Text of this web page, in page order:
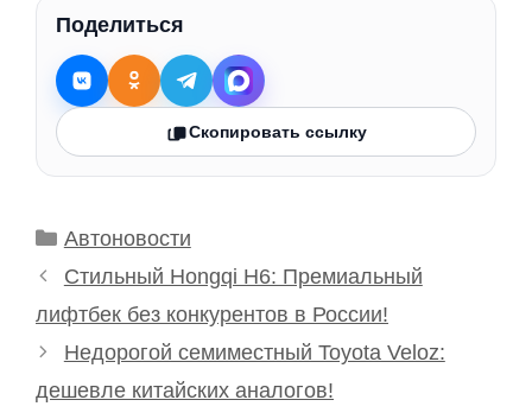
Поделиться
Скопировать ссылку
Рубрики
Автоновости
Стильный Hongqi H6: Премиальный
лифтбек без конкурентов в России!
Недорогой семиместный Toyota Veloz:
дешевле китайских аналогов!